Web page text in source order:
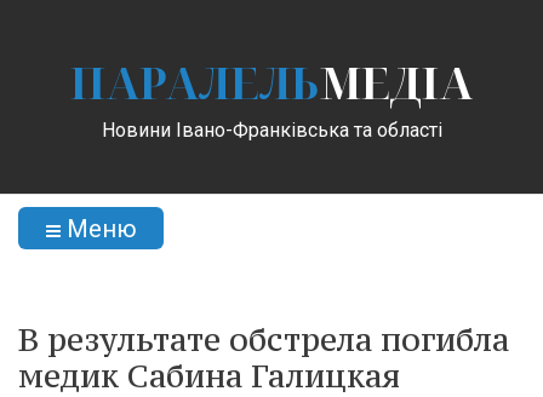
ПАРАЛЕЛЬМЕДІА
Новини Івано-Франківська та області
Меню
В результате обстрела погибла
медик Сабина Галицкая